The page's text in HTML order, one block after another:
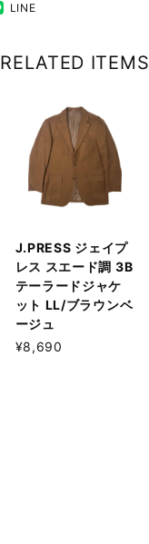
LINE
RELATED ITEMS
J.PRESS ジェイプ
レス スエード調 3B
テーラードジャケ
ット LL/ブラウンベ
ージュ
¥8,690